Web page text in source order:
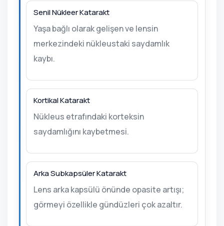
Senil Nükleer Katarakt
Yaşa bağlı olarak gelişen ve lensin
merkezindeki nükleustaki saydamlık
kaybı.
Kortikal Katarakt
Nükleus etrafındaki korteksin
saydamlığını kaybetmesi.
Arka Subkapsüler Katarakt
Lens arka kapsülü önünde opasite artışı;
görmeyi özellikle gündüzleri çok azaltır.